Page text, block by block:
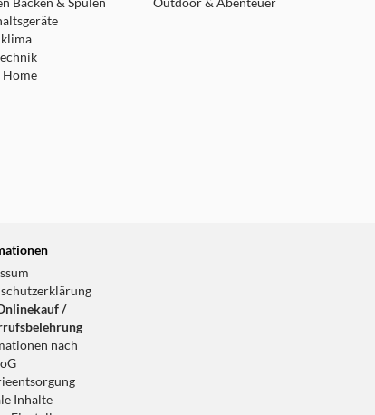
Home
/
nach
Inhalte